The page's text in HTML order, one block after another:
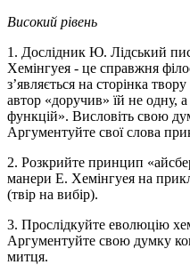
Високий рівень
1. Дослідник Ю. Лідський
Хемінгуея - це справжня
з’являється на сторінка
автор «доручив» їй не одну,
функцій». Висловіть свою
Аргументуйте свої слова
2. Розкрийте принцип
манери Е. Хемінгуея на
(твір на вибір).
3. Прослідкуйте еволюцію
Аргументуйте свою думку
митця.